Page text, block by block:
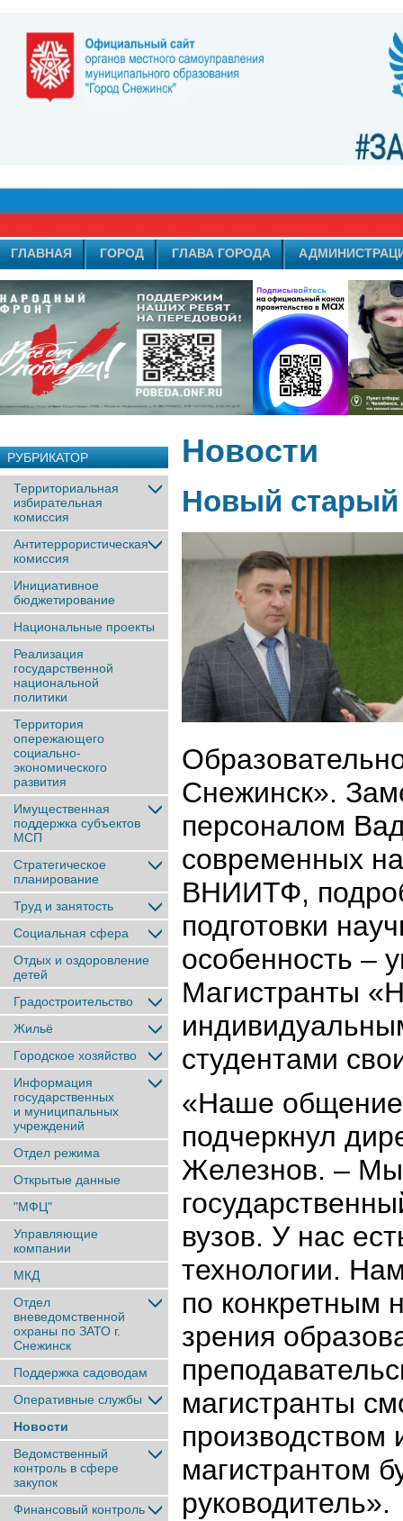
ГЛАВНАЯ ГОРОД ГЛАВА ГОРОДА
РУБРИКАТОР
Территориальная
избирательная
комиссия
Антитеррористическая
комиссия
Инициативное
бюджетирование
Национальные проекты
Реализация
государственной
национальной
политики
Территория
опережающего
социально-
экономического
развития
Имущественная
поддержка субъектов
МСП
Стратегическое
планирование
Труд и занятость
Социальная сфера
Отдых и оздоровление
детей
Градостроительство
Жильё
Городское хозяйство
Информация
государственных
и муниципальных
учреждений
Отдел режима
Открытые данные
"МФЦ"
Управляющие
компании
МКД
Отдел
вневедомственной
охраны по ЗАТО г.
Снежинск
Поддержка садоводам
Оперативные службы
Новости
Ведомственный
контроль в сфере
закупок
Финансовый контроль
Новости
Новый старый
Снежинск».
персоналом
современных
ВНИИТФ,
подготовки
особенность –
Магистранты
студентами
«Наше общение
подчеркнул
Железнов. – Мы
вузов. У нас
технологии.
по конкретным
зрения
магистранты
магистрантом
руководитель».